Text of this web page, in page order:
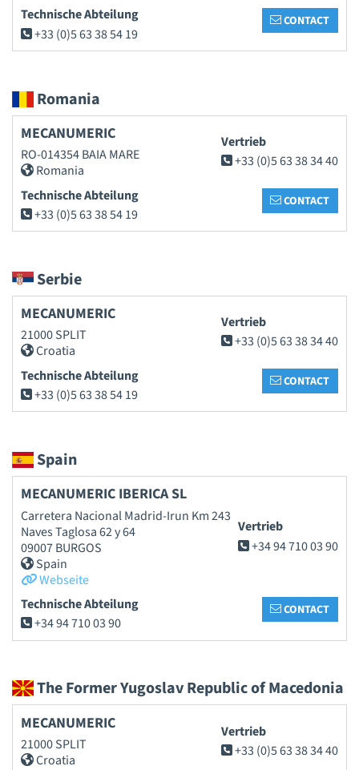
Technische Abteilung
+33 (0)5 63 38 54 19
CONTACT
Romania
MECANUMERIC
RO-014354 BAIA MARE
Romania
Vertrieb
+33 (0)5 63 38 34 40
Technische Abteilung
+33 (0)5 63 38 54 19
CONTACT
Serbie
MECANUMERIC
21000 SPLIT
Croatia
Vertrieb
+33 (0)5 63 38 34 40
Technische Abteilung
+33 (0)5 63 38 54 19
CONTACT
Spain
MECANUMERIC IBERICA SL
Carretera Nacional Madrid-Irun Km 243
Naves Taglosa 62 y 64
09007 BURGOS
Spain
Webseite
Vertrieb
+34 94 710 03 90
Technische Abteilung
+34 94 710 03 90
CONTACT
The Former Yugoslav Republic of Macedonia
MECANUMERIC
21000 SPLIT
Croatia
Vertrieb
+33 (0)5 63 38 34 40